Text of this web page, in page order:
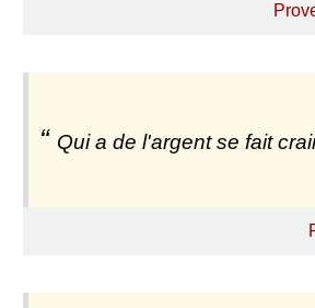
Qui a de l'argent se fait